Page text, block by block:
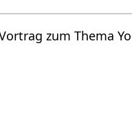
zum Thema